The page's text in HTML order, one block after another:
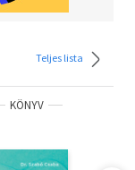
Teljes lista
KÖNYV